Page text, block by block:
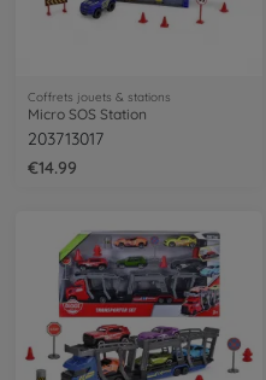
Coffrets jouets & stations
Micro SOS Station
203713017
€14.99